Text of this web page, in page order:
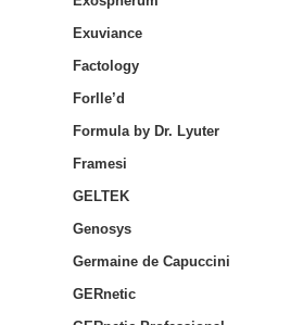
Exuviance
Factology
Forlle’d
Formula by Dr. Lyuter
Framesi
GELTEK
Genosys
Germaine de Capuccini
GERnetic